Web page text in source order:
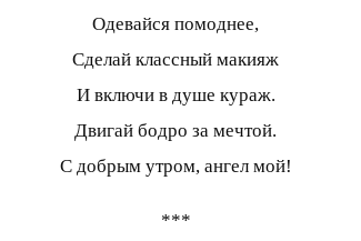
Одевайся помоднее,
Сделай классный макияж
И включи в душе кураж.
Двигай бодро за мечтой.
С добрым утром, ангел мой!
***